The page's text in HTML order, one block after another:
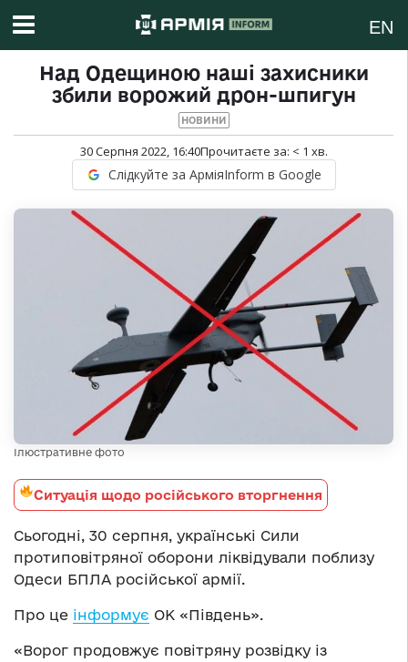
EN
Над Одещиною наші захисники
збили ворожий дрон-шпигун
НОВИНИ
30 Серпня 2022, 16:40Прочитаєте за: < 1 хв.
Слідкуйте за АрміяInform в Google
Ілюстративне фото
Ситуація щодо російського вторгнення
Сьогодні, 30 серпня, українські Сили
протиповітряної оборони ліквідували поблизу
Одеси БПЛА російської армії.
Про це інформує ОК «Південь».
«Ворог продовжує повітряну розвідку із